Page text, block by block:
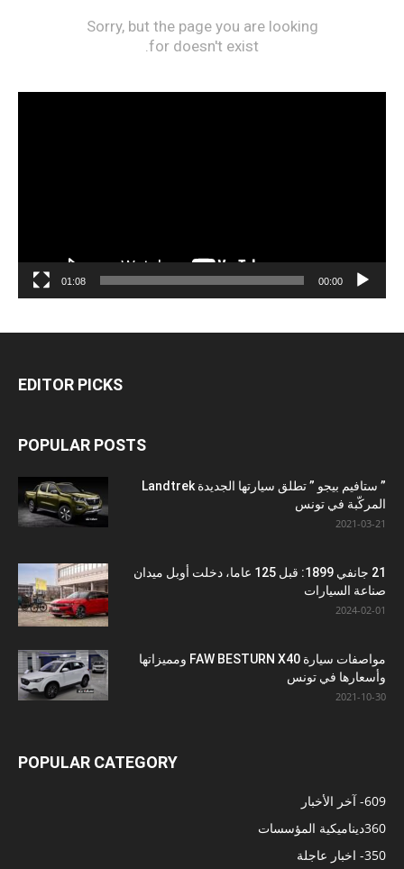
00:00
01:08
EDITOR PICKS
POPULAR POSTS
” ستافيم بيجو ” تطلق سيارتها الجديدة Landtrek
المركّبة في تونس
2021-03-21
21 جانفي 1899: قبل 125 عاما، دخلت أوبل ميدان
صناعة السيارات
2024-02-01
مواصفات سيارة FAW BESTURN X40 ومميزاتها
وأسعارها في تونس
2021-10-30
POPULAR CATEGORY
- آخر الأخبار609
ديناميكية المؤسسات360
- اخبار عاجلة350